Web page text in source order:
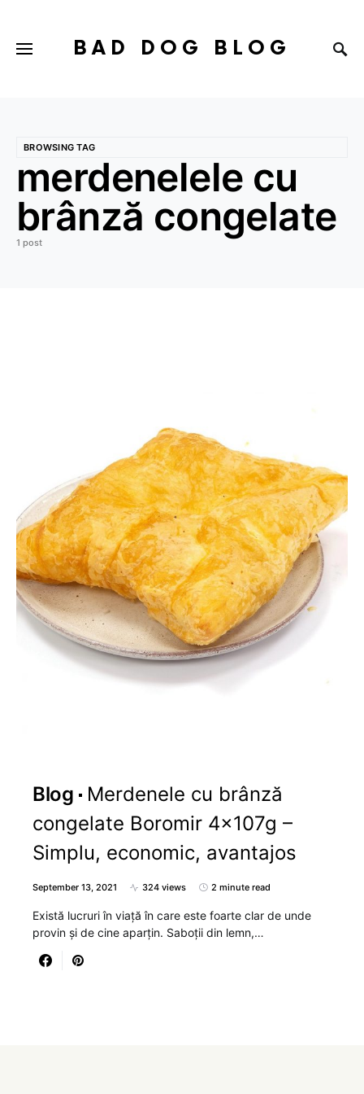
BAD DOG BLOG
BROWSING TAG
merdenelele cu
brânză congelate
1 post
Blog
Merdenele cu brânză
congelate Boromir 4x107g –
Simplu, economic, avantajos
September 13, 2021 324 views 2 minute read
Există lucruri în viață în care este foarte clar de unde
provin și de cine aparțin. Saboții din lemn,…